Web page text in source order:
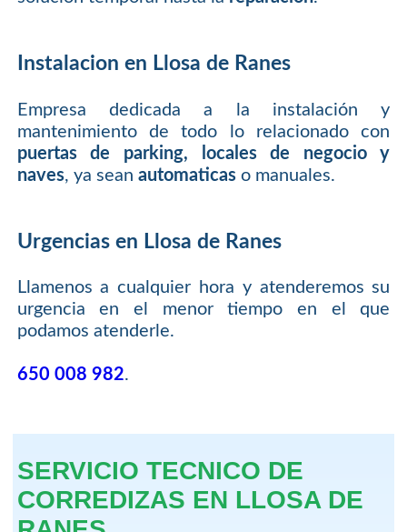
Instalacion en Llosa de Ranes
Empresa dedicada a la instalación y
mantenimiento de todo lo relacionado con
puertas de parking, locales de negocio y
naves, ya sean automaticaso manuales.
Urgencias en Llosa de Ranes
Llamenos a cualquier hora y atenderemos su
urgencia en el menor tiempo en el que
podamos atenderle.
650 008 982.
SERVICIO TECNICO DE
CORREDIZAS EN LLOSA DE